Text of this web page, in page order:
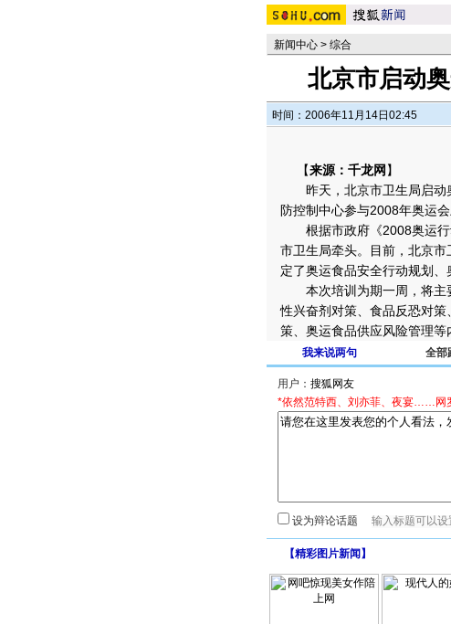
新闻中心 > 综合
北京市启动
时间：2006年11月14日02:45
【来源：千龙网 】
昨天，北京市卫生局启动
防控制中心参与2008年奥运
根据市政府《2008奥运行
市卫生局牵头。
目前，北京
定了奥运食品安全行动规划、
本次培训为期一周，将主
性兴奋剂对策、食品反恐对
策、奥运食品供应风险管理等
我来说两句 全部
用户：
*依然范特西、刘亦菲、夜宴……网
设为辩论话题
【精彩图片新闻 】